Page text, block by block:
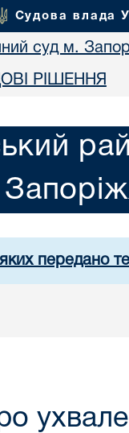
Судова влада
суд м.
РІШЕННЯ
яких передано